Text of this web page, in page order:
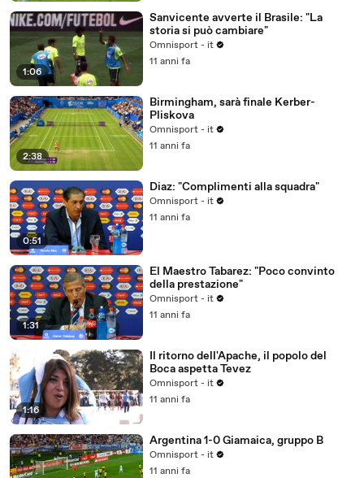
1:06
Sanvicente avverte il Brasile: "La
storia si può cambiare"
Omnisport - it
11 anni fa
2:38
Birmingham, sarà finale Kerber-
Pliskova
Omnisport - it
11 anni fa
0:51
Diaz: "Complimenti alla squadra"
Omnisport - it
11 anni fa
1:31
El Maestro Tabarez: "Poco convinto
della prestazione"
Omnisport - it
11 anni fa
1:16
Il ritorno dell'Apache, il popolo del
Boca aspetta Tevez
Omnisport - it
11 anni fa
Argentina 1-0 Giamaica, gruppo B
Omnisport - it
11 anni fa